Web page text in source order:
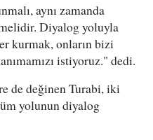
aynı zamanda
Diyalog yoluyla
kurmak, onların bizi
istiyoruz." dedi.
de değinen Turabi, iki
yolunun diyalog